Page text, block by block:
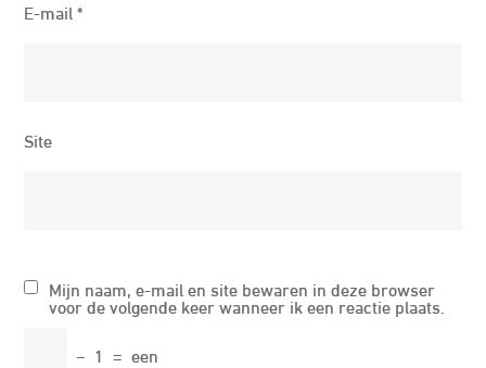
E-mail*
Site
Mijn naam, e-mail en site bewaren in deze browser
voor de volgende keer wanneer ik een reactie plaats.
− 1 = een